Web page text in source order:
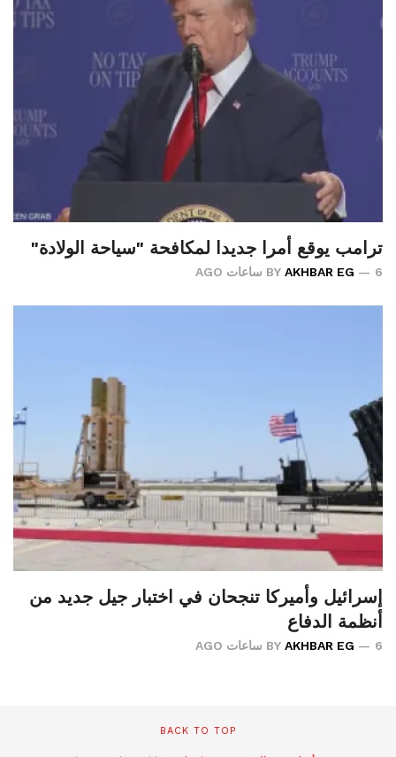
ترامب يوقع أمرا جديدا لمكافحة "سياحة الولادة"
BY AKHBAR EG 6 ساعات AGO
إسرائيل وأميركا تنجحان في اختبار جيل جديد من
أنظمة الدفاع
BY AKHBAR EG 6 ساعات AGO
BACK TO TOP